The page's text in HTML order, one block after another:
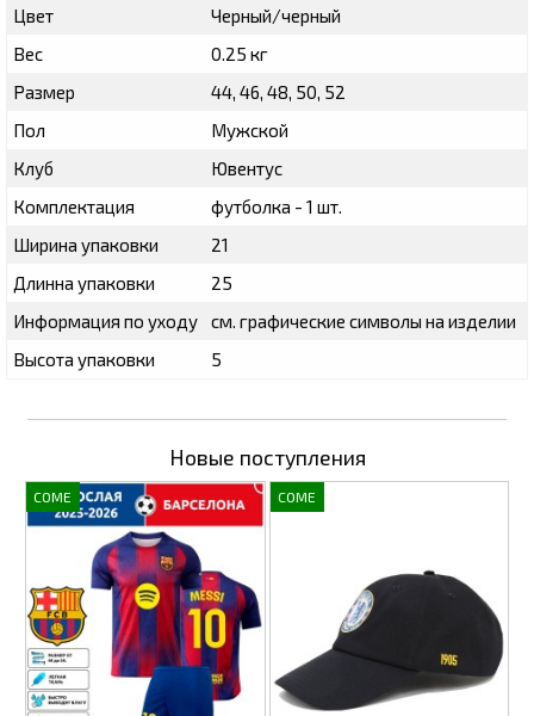
Цвет
Черный/черный
Вес
0.25 кг
Размер
44, 46, 48, 50, 52
Пол
Мужской
Клуб
Ювентус
Комплектация
футболка - 1 шт.
Ширина упаковки
21
Длинна упаковки
25
Информация по уходу
см. графические символы на изделии
Высота упаковки
5
Новые поступления
COME COME